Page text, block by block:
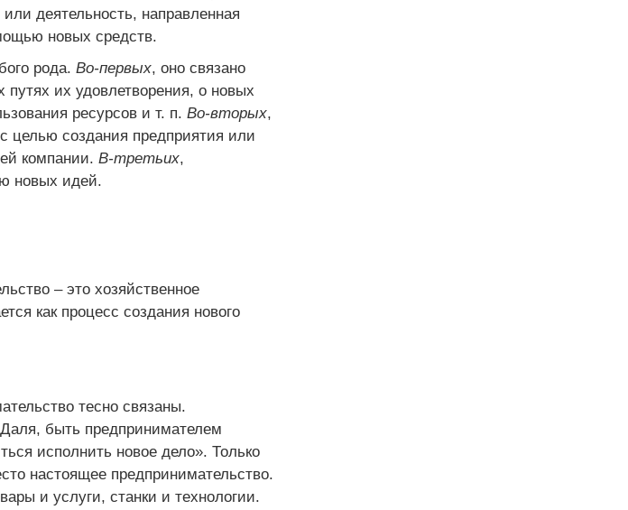
деятельность, направленная
новых средств.
рода. Во-первых, оно связано
их удовлетворения, о новых
ресурсов и т. п. Во-вторых,
целью создания предприятия или
компании. В-третьих,
новых идей.
– это хозяйственное
как процесс создания нового
тесно связаны.
быть предпринимателем
исполнить новое дело». Только
настоящее предпринимательство.
и услуги, станки и технологии.